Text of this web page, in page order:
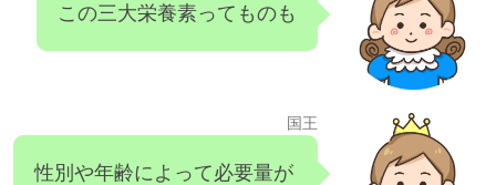
この三大栄養素ってものも
国王
性別や年齢によって必要量が